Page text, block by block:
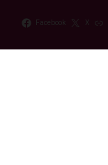
Facebook X